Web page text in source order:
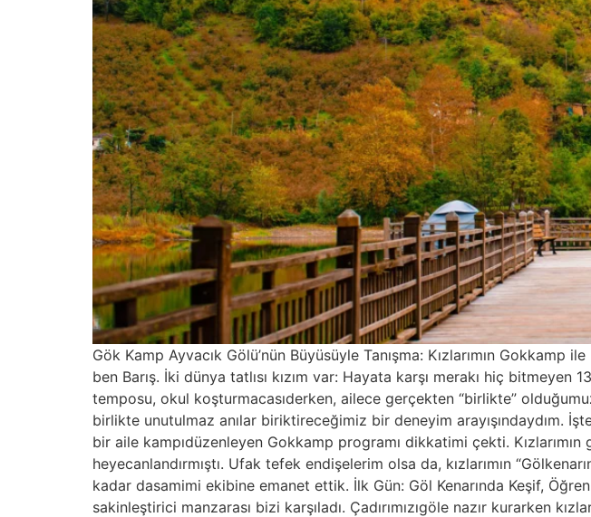
Gök Kamp Ayvacık Gölü’nün Büyüsüyle Tanışma: Kızlarımın
ben Barış. İki dünya tatlısı kızım var: Hayata karşı merakı hiç
temposu, okul koşturmacasıderken, ailece gerçekten “birlikte”
birlikte unutulmaz anılar biriktireceğimiz bir deneyim arayışındaydım.
bir aile kampıdüzenleyen Gokkamp programı dikkatimi çekti.
heyecanlandırmıştı. Ufak tefek endişelerim olsa da, kızlarımın
kadar dasamimi ekibine emanet ettik. İlk Gün: Göl Kenarında Keşif,
sakinleştirici manzarası bizi karşıladı. Çadırımızıgöle nazır kurarken